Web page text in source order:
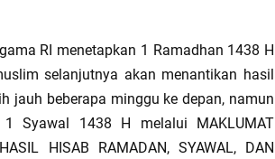
RI menetapkan 1 Ramadhan 1438 H
selanjutnya akan menantikan hasil
jauh beberapa minggu ke depan, namun
Syawal 1438 H melalui MAKLUMAT
HISAB RAMADAN, SYAWAL, DAN